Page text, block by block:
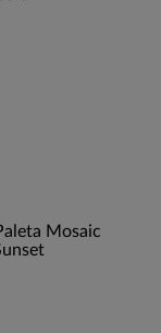
Mosaic